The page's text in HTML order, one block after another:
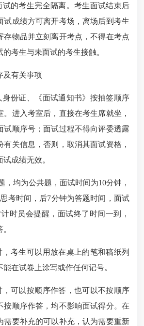
的考生完全隔离。考生面试结束后
试成绩方可离开考场，离场后到考生
存物品并立刻离开考点，不得在考点
考生与未面试的考生接触。
有关事项
份证、《面试通知书》按抽签顺序
。进入考室后，直接在考生席就坐，
试顺序号；面试过程不得向评委透露
有关信息，否则，取消其面试资格，
成绩无效。
均为公共题，面试时间为10分钟，
考时间，后7分钟为答题时间，面试
时员会提醒，面试终了时间一到，
生可以用放在桌上的笔和稿纸列
在试卷上涂写或作任何记号。
可以按顺序作答，也可以不按顺序
按顺序作答，均不影响面试得分。在
需要补充的可以补充，认为需要重新